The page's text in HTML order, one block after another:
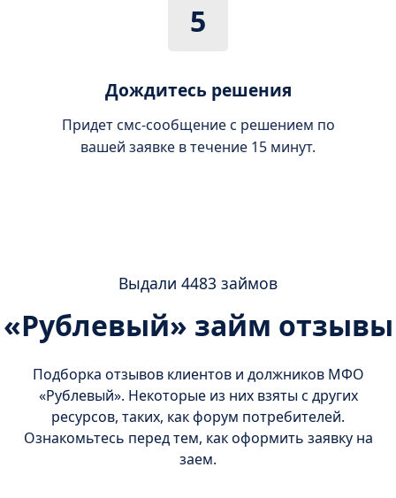
5
Дождитесь решения
Придет смс-сообщение с решением по
вашей заявке в течение 15 минут.
Выдали 4483 займов
«Рублевый» займ отзывы
Подборка отзывов клиентов и должников МФО
«Рублевый». Некоторые из них взяты с других
ресурсов, таких, как форум потребителей.
Ознакомьтесь перед тем, как оформить заявку на
заем.